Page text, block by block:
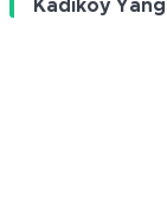
Kadıköy